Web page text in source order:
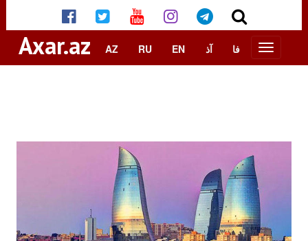
Axar.az AZ RU EN آذ فا